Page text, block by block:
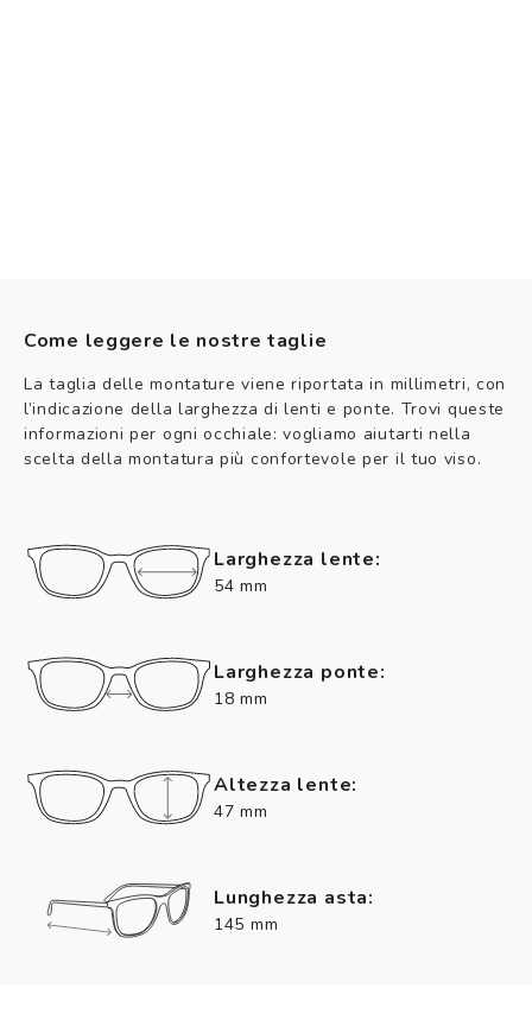
Come leggere le nostre taglie
La taglia delle montature viene riportata in millimetri, con
l’indicazione della larghezza di lenti e ponte. Trovi queste
informazioni per ogni occhiale: vogliamo aiutarti nella
scelta della montatura più confortevole per il tuo viso.
Larghezza lente:
54 mm
Larghezza ponte:
18 mm
Altezza lente:
47 mm
Lunghezza asta:
145 mm